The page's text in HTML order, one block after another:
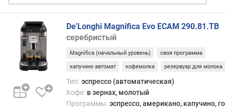
о
т
а
ч
а
ш
к
De'Longhi Magnifica Evo ECAM 290.81.TB
серебристый
Magnifica (начальный уровень) своя программа
капучино автомат кофемолка резервуар для молока
Тип: эспрессо (автоматическая)
Кофе: в зернах, молотый
Программы: эспрессо, американо, капучино,